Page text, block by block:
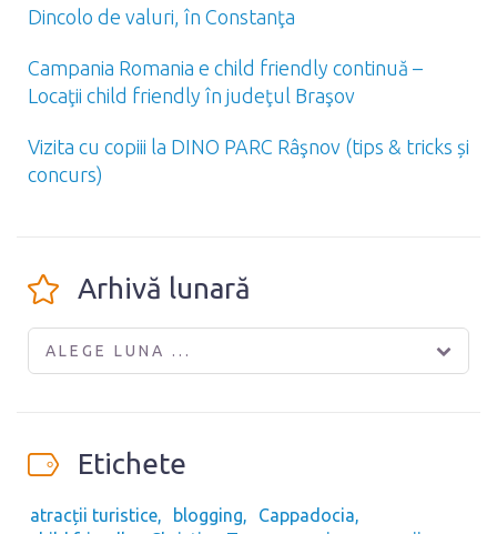
Dincolo de valuri, în Constanţa
Campania Romania e child friendly continuă –
Locaţii child friendly în judeţul Braşov
Vizita cu copiii la DINO PARC Râşnov (tips & tricks și
concurs)
Arhivă lunară
ALEGE LUNA ...
Etichete
atracții turistice blogging
Cappadocia